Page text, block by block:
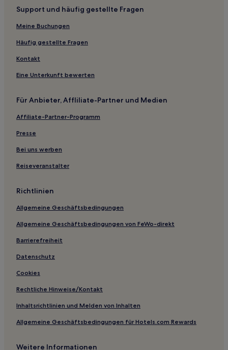
2-Sterne-Hotels in Strand Himakajima
Hotels nahe Bahnhof Oitsu
Anjo Hotels
Hotels nahe Okazaki Park
Minami-Ku: Hotels
Hotels nahe Schrein Toyokawa Inari
Agui Hotels
Aichi-Gun: Hotels
Hotels nahe Dando-See
Chita Bezirk: Hotels
Hotels nahe Station Yoshihama
Hotels nahe Bahnhof Nagoya Ōe
Hotels nahe Bahnhof Nagoya Sakura
Hotels nahe Cocola Avenue
Ama-Gun: Hotels
Miyoshi Hotels
Hotels nahe Bahnhof Toyokawa
Kota Hotels
Hotels nahe Okehazama Park
Support und häufig gestellte Fragen
Meine Buchungen
Häufig gestellte Fragen
Kontakt
Eine Unterkunft bewerten
Für Anbieter, Affliliate-Partner und Medien
Affiliate-Partner-Programm
Presse
Bei uns werben
Reiseveranstalter
Richtlinien
Allgemeine Geschäftsbedingungen
Allgemeine Geschäftsbedingungen von FeWo-direkt
Barrierefreiheit
Datenschutz
Cookies
Rechtliche Hinweise/Kontakt
Inhaltsrichtlinien und Melden von Inhalten
Allgemeine Geschäftsbedingungen für Hotels.com Rewards
Weitere Informationen